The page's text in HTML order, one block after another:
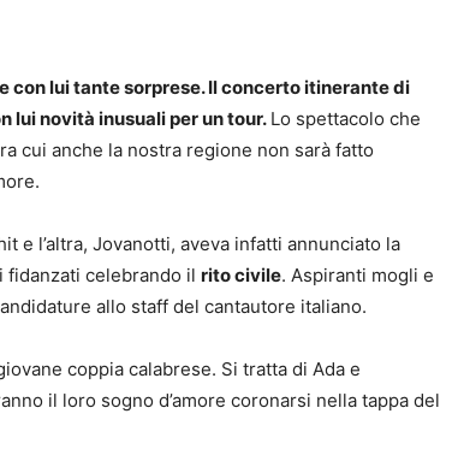
con lui tante sorprese. Il concerto itinerante di
lui novità inusuali per un tour. Lo spettacolo che
cui anche la nostra regione non sarà fatto
e l’altra, Jovanotti, aveva infatti annunciato la
fidanzati celebrando il rito civile. Aspiranti mogli e
allo staff del cantautore italiano.
coppia calabrese. Si tratta di Ada e
il loro sogno d’amore coronarsi nella tappa del